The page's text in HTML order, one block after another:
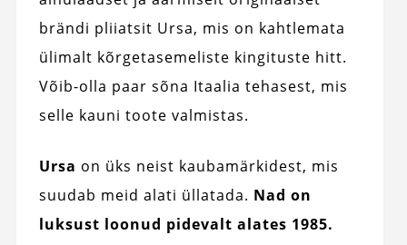
brändi pliiatsit Ursa, mis on kahtlemata
ülimalt kõrgetasemeliste kingituste hitt.
Võib-olla paar sõna Itaalia tehasest, mis
selle kauni toote valmistas.
Ursa on üks neist kaubamärkidest, mis
suudab meid alati üllatada. Nad on
luksust loonud pidevalt alates 1985.